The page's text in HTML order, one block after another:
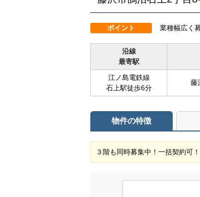
ポイント 業種幅広く
沿線
最寄駅
江ノ島電鉄線
石上駅徒歩6分
藤
物件の特徴
３階も同時募集中！一括契約可！